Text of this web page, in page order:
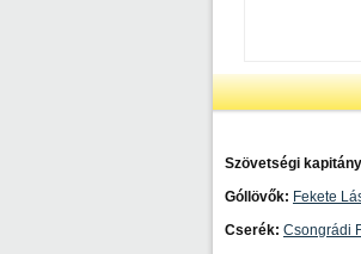
Szövetségi
Góllövők: Fekete
Cserék: Csongrádi